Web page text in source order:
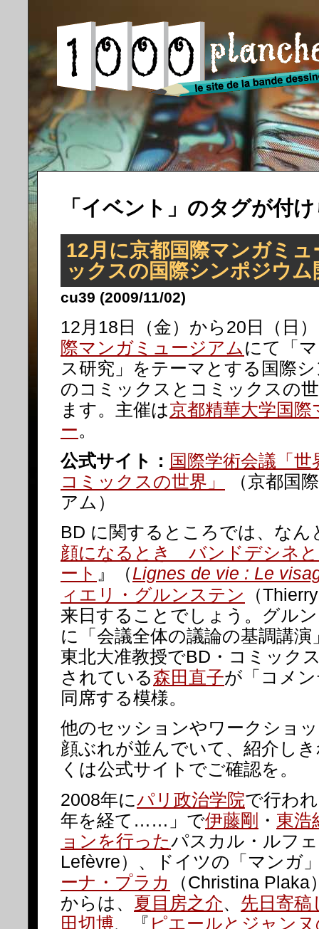
「イベント」のタグが付
12月に京都国際マンガミ
ックスの国際シンポジウム
cu39 (2009/11/02)
12月18日（金）から20日（日
際マンガミュージアムにて「
ス研究」をテーマとする国際
のコミックスとコミックスの
ます。主催は京都精華大学国
ー。
公式サイト： 国際学術会議「
コミックスの世界」
（京都国
アム）
BD に関するところでは、なん
顔になるとき バンドデシネ
ート 』（Lignes de vie : Le
ィエリ・グルンステン
（
来日することでしょう。グル
に「会議全体の議論の基調講
東北大准教授でBD・コミック
されている森田直子が「コメ
同席する模様。
他のセッションやワークショ
顔ぶれが並んでいて、紹介し
くは公式サイトでご確認を。
2008年にパリ政治学院で行わ
年を経て……」で伊藤剛 ・ 東浩
ョンを行ったパスカル・ルフ
Lefèvre）、ドイツの「マンガ
ーナ・プラカ
（Christina
からは、 夏目房之介、 先日寄稿
田切博、『 ピエールとジャン